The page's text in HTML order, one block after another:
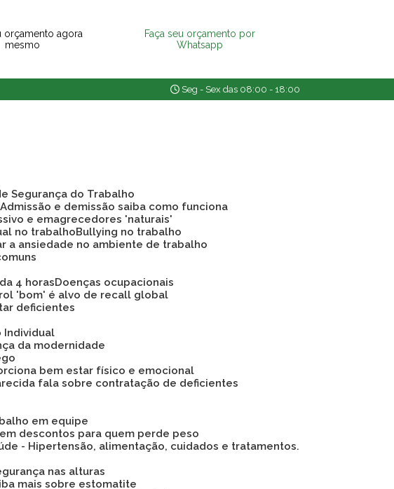
orçamento agora
mesmo
Faça seu orçamento por
Whatsapp
Seg - Sex das 08:00 - 18:00
Segurança do Trabalho
Admissão e demissão saiba como funciona
e emagrecedores 'naturais'
no trabalho
Bullying no trabalho
a ansiedade no ambiente de trabalho
4 horas
Doenças ocupacionais
'bom' é alvo de recall global
deficientes
Individual
da modernidade
bem estar físico e emocional
fala sobre contratação de deficientes
em equipe
descontos para quem perde peso
- Hipertensão, alimentação, cuidados e tratamentos.
nas alturas
mais sobre estomatite